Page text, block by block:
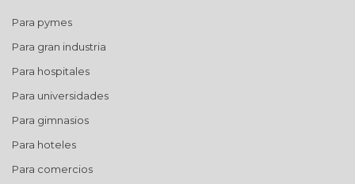
Para pymes
Para gran industria
Para hospitales
Para universidades
Para gimnasios
Para hoteles
Para comercios